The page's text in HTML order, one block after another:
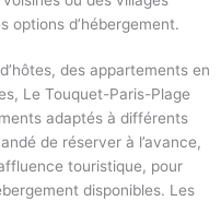
options d’hébergement.
des appartements en
Le Touquet-Paris-Plage
adaptés à différents
de réserver à l’avance,
touristique, pour
disponibles. Les